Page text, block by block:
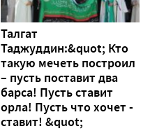
Талгат
Таджуддин:&quot; Кто
такую мечеть построил
– пусть поставит два
барса! Пусть ставит
орла! Пусть что хочет -
ставит! &quot;